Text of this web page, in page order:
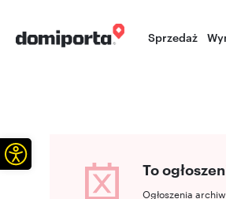
Sprzedaż
To
Ogłoszenia
Otwórz pasek narzędzi